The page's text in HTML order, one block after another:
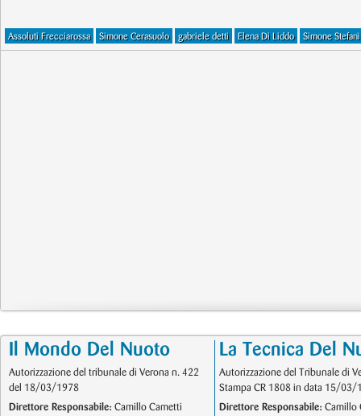
Assoluti Frecciarossa Simone Cerasuolo gabriele detti Elena Di Liddo Simone Stefanì
Il Mondo Del Nuoto
Autorizzazione del tribunale di Verona n. 422
del 18/03/1978
Direttore Responsabile: Camillo Cametti
La Tecnica Del
Autorizzazione del Tribunale di
Stampa CR 1808 in data 15/03/
Direttore Responsabile: Camillo